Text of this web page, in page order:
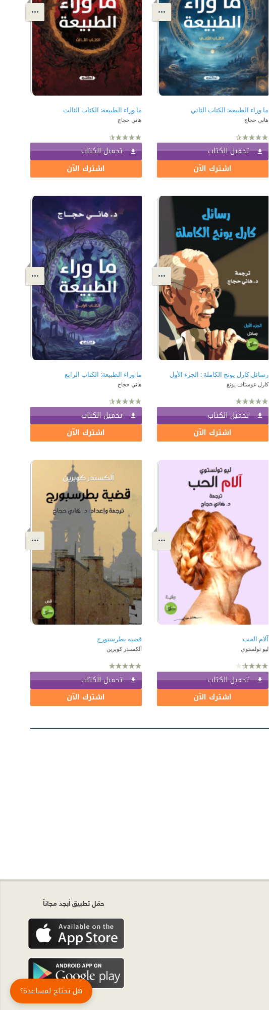
ما وراء الطبيعة: الكتاب الثاني
هاني حجاج
تحميل الكتاب
اشترك الآن
ما وراء الطبيعة: الكتاب الثالث
هاني حجاج
تحميل الكتاب
اشترك الآن
رسائل كارل يونج الكاملة : الجزء الأول
كارل غوستاف يونغ
تحميل الكتاب
اشترك الآن
ما وراء الطبيعة: الكتاب الرابع
هاني حجاج
تحميل الكتاب
اشترك الآن
آلام الحب
ليو تولستوي
تحميل الكتاب
اشترك الآن
‎⁨قضية بطرسبورج⁩
ألكسندر كوبرين
تحميل الكتاب
اشترك الآن
حمّل تطبيق أبجد مجاناً
هل تحتاج لمساعدة؟